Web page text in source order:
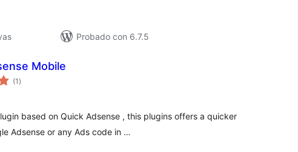
Probado con 6.7.5
Mobile
(1 valoraciones
en
)
based on Quick Adsense , this plugins offers a quicker
Adsense or any Ads code in …